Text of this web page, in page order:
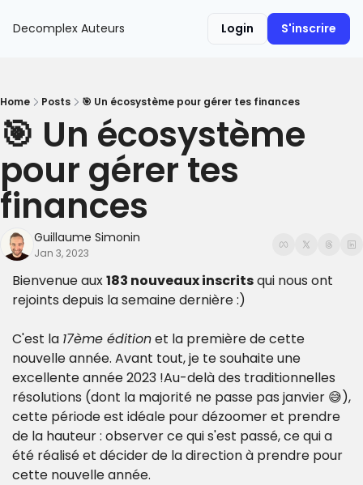
Decomplex Auteurs Login S'inscrire
Home Posts 🎯 Un écosystème pour gérer tes finances
🎯 Un écosystème
pour gérer tes
finances
Guillaume Simonin
Jan 3, 2023
Bienvenue aux 183 nouveaux inscrits qui nous ont
rejoints depuis la semaine dernière :)
C'est la 17ème édition et la première de cette
nouvelle année. Avant tout, je te souhaite une
excellente année 2023 !Au-delà des traditionnelles
résolutions (dont la majorité ne passe pas janvier 😅),
cette période est idéale pour dézoomer et prendre
de la hauteur : observer ce qui s'est passé, ce qui a
été réalisé et décider de la direction à prendre pour
cette nouvelle année.